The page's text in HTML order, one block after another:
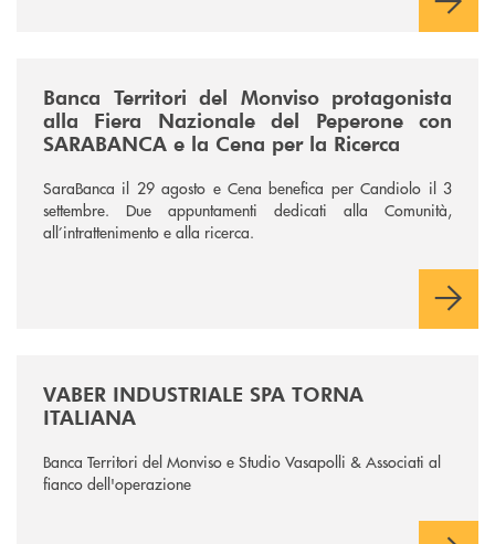
Banca Territori del Monviso protagonista
alla Fiera Nazionale del Peperone con
SARABANCA e la Cena per la Ricerca
SaraBanca il 29 agosto e Cena benefica per Candiolo il 3
settembre. Due appuntamenti dedicati alla Comunità,
all’intrattenimento e alla ricerca.
VABER INDUSTRIALE SPA TORNA
ITALIANA
Banca Territori del Monviso e Studio Vasapolli & Associati al
fianco dell'operazione